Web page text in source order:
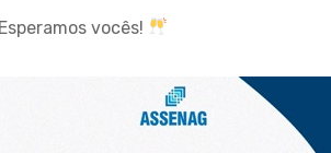
Esperamos vocês!